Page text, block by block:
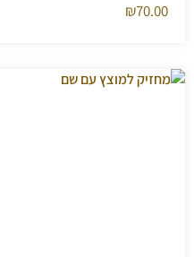
₪70.00